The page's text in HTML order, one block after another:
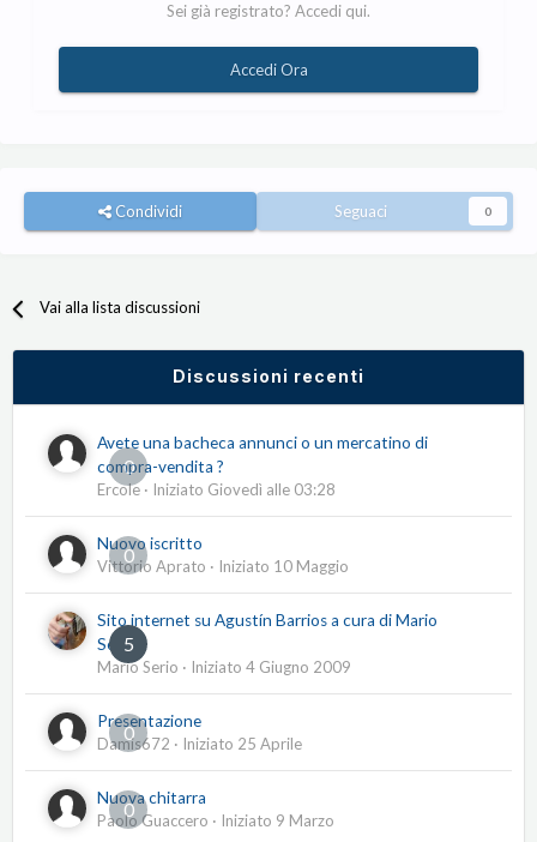
Sei già registrato? Accedi qui.
Accedi Ora
Condividi Seguaci 0
Vai alla lista discussioni
Discussioni recenti
0
Avete una bacheca annunci o un mercatino di
compra-vendita ?
Ercole · Iniziato Giovedì alle 03:28
0
Nuovo iscritto
Vittorio Aprato · Iniziato 10 Maggio
5
Sito internet su Agustín Barrios a cura di Mario
Serio
Mario Serio · Iniziato 4 Giugno 2009
0
Presentazione
Damis672 · Iniziato 25 Aprile
0
Nuova chitarra
Paolo Guaccero · Iniziato 9 Marzo